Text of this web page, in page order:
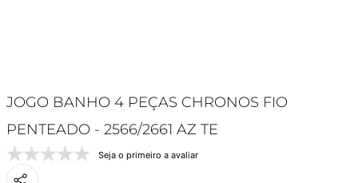
JOGO BANHO 4 PEÇAS CHRONOS FIO
PENTEADO - 2566/2661 AZ TE
Seja o primeiro a avaliar